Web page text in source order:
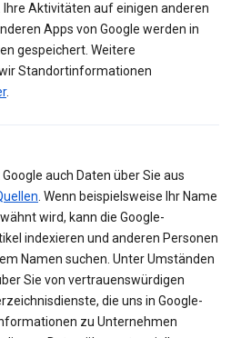
Aktivitäten auf einigen anderen
Apps von Google werden in
gespeichert. Weitere
Standortinformationen
.
auch Daten über Sie aus
. Wenn beispielsweise Ihr Name
wird, kann die Google-
indexieren und anderen Personen
Namen suchen. Unter Umständen
Sie von vertrauenswürdigen
die uns in Google-
zu Unternehmen